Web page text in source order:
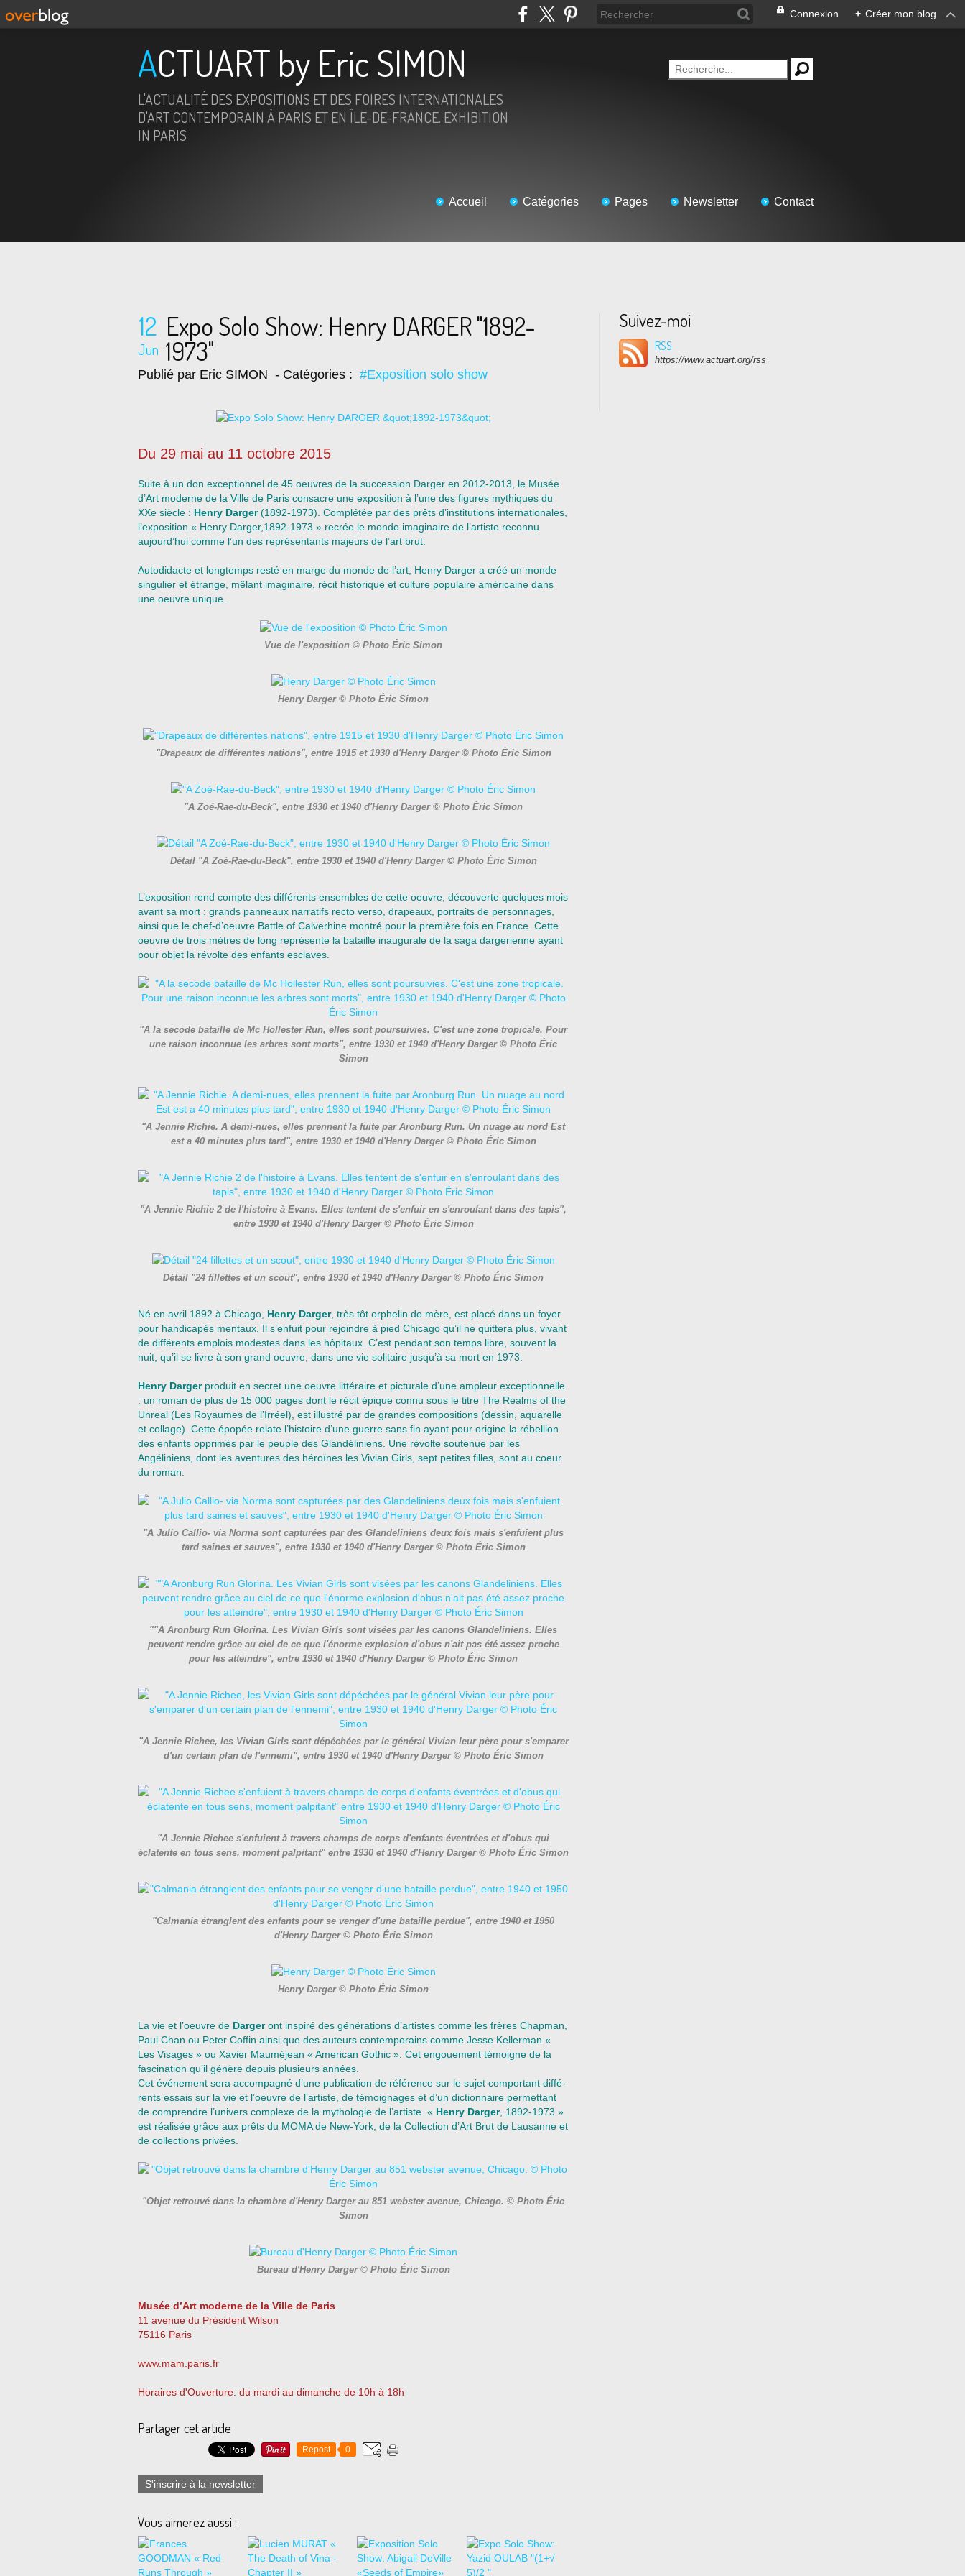
Connexion + Créer mon blog
ACTUART by Eric SIMON
L'ACTUALITÉ DES EXPOSITIONS ET DES FOIRES INTERNATIONALES
D'ART CONTEMPORAIN À PARIS ET EN ÎLE-DE-FRANCE. EXHIBITION
IN PARIS
Accueil Catégories Pages Newsletter Contact
12
Jun
Expo Solo Show: Henry DARGER "1892-
1973"
Publié par Eric SIMON - Catégories : #Exposition solo show
Du 29 mai au 11 octobre 2015
Suite à un don exceptionnel de 45 oeuvres de la succession Darger en 2012-2013, le Musée
d’Art moderne de la Ville de Paris consacre une exposition à l’une des figures mythiques du
XXe siècle : Henry Darger(1892-1973). Complétée par des prêts d’institutions internationales,
l’exposition « Henry Darger,1892-1973 » recrée le monde imaginaire de l’artiste reconnu
aujourd’hui comme l’un des représentants majeurs de l’art brut.
Autodidacte et longtemps resté en marge du monde de l’art, Henry Darger a créé un monde
singulier et étrange, mêlant imaginaire, récit historique et culture populaire américaine dans
une oeuvre unique.
Vue de l'exposition © Photo Éric Simon
Henry Darger © Photo Éric Simon
"Drapeaux de différentes nations", entre 1915 et 1930 d'Henry Darger © Photo Éric Simon
"A Zoé-Rae-du-Beck", entre 1930 et 1940 d'Henry Darger © Photo Éric Simon
Détail "A Zoé-Rae-du-Beck", entre 1930 et 1940 d'Henry Darger © Photo Éric Simon
L’exposition rend compte des différents ensembles de cette oeuvre, découverte quelques mois
avant sa mort : grands panneaux narratifs recto verso, drapeaux, portraits de personnages,
ainsi que le chef-d’oeuvre Battle of Calverhine montré pour la première fois en France. Cette
oeuvre de trois mètres de long représente la bataille inaugurale de la saga dargerienne ayant
pour objet la révolte des enfants esclaves.
"A la secode bataille de Mc Hollester Run, elles sont poursuivies. C'est une zone tropicale. Pour
une raison inconnue les arbres sont morts", entre 1930 et 1940 d'Henry Darger © Photo Éric
Simon
"A Jennie Richie. A demi-nues, elles prennent la fuite par Aronburg Run. Un nuage au nord Est
est a 40 minutes plus tard", entre 1930 et 1940 d'Henry Darger © Photo Éric Simon
"A Jennie Richie 2 de l'histoire à Evans. Elles tentent de s'enfuir en s'enroulant dans des tapis",
entre 1930 et 1940 d'Henry Darger © Photo Éric Simon
Détail "24 fillettes et un scout", entre 1930 et 1940 d'Henry Darger © Photo Éric Simon
Né en avril 1892 à Chicago, Henry Darger, très tôt orphelin de mère, est placé dans un foyer
pour handicapés mentaux. Il s’enfuit pour rejoindre à pied Chicago qu’il ne quittera plus, vivant
de différents emplois modestes dans les hôpitaux. C’est pendant son temps libre, souvent la
nuit, qu’il se livre à son grand oeuvre, dans une vie solitaire jusqu’à sa mort en 1973.
Henry Darger produit en secret une oeuvre littéraire et picturale d’une ampleur exceptionnelle
: un roman de plus de 15 000 pages dont le récit épique connu sous le titre The Realms of the
Unreal (Les Royaumes de l’Irréel), est illustré par de grandes compositions (dessin, aquarelle
et collage). Cette épopée relate l’histoire d’une guerre sans fin ayant pour origine la rébellion
des enfants opprimés par le peuple des Glandéliniens. Une révolte soutenue par les
Angéliniens, dont les aventures des héroïnes les Vivian Girls, sept petites filles, sont au coeur
du roman.
"A Julio Callio- via Norma sont capturées par des Glandeliniens deux fois mais s'enfuient plus
tard saines et sauves", entre 1930 et 1940 d'Henry Darger © Photo Éric Simon
""A Aronburg Run Glorina. Les Vivian Girls sont visées par les canons Glandeliniens. Elles
peuvent rendre grâce au ciel de ce que l'énorme explosion d'obus n'ait pas été assez proche
pour les atteindre", entre 1930 et 1940 d'Henry Darger © Photo Éric Simon
"A Jennie Richee, les Vivian Girls sont dépéchées par le général Vivian leur père pour s'emparer
d'un certain plan de l'ennemi", entre 1930 et 1940 d'Henry Darger © Photo Éric Simon
"A Jennie Richee s'enfuient à travers champs de corps d'enfants éventrées et d'obus qui
éclatente en tous sens, moment palpitant" entre 1930 et 1940 d'Henry Darger © Photo Éric Simon
"Calmania étranglent des enfants pour se venger d'une bataille perdue", entre 1940 et 1950
d'Henry Darger © Photo Éric Simon
Henry Darger © Photo Éric Simon
La vie et l’oeuvre de Dargeront inspiré des générations d’artistes comme les frères Chapman,
Paul Chan ou Peter Coffin ainsi que des auteurs contemporains comme Jesse Kellerman «
Les Visages » ou Xavier Mauméjean « American Gothic ». Cet engouement témoigne de la
fascination qu’il génère depuis plusieurs années.
Cet événement sera accompagné d’une publication de référence sur le sujet comportant diffé-
rents essais sur la vie et l’oeuvre de l’artiste, de témoignages et d’un dictionnaire permettant
de comprendre l’univers complexe de la mythologie de l’artiste. « Henry Darger, 1892-1973 »
est réalisée grâce aux prêts du MOMA de New-York, de la Collection d’Art Brut de Lausanne et
de collections privées.
"Objet retrouvé dans la chambre d'Henry Darger au 851 webster avenue, Chicago. © Photo Éric
Simon
Bureau d'Henry Darger © Photo Éric Simon
Musée d’Art moderne de la Ville de Paris
11 avenue du Président Wilson
75116 Paris
www.mam.paris.fr
Horaires d'Ouverture: du mardi au dimanche de 10h à 18h
Partager cet article
Repost 0
S'inscrire à la newsletter
Vous aimerez aussi :
Suivez-moi
RSS
https://www.actuart.org/rss